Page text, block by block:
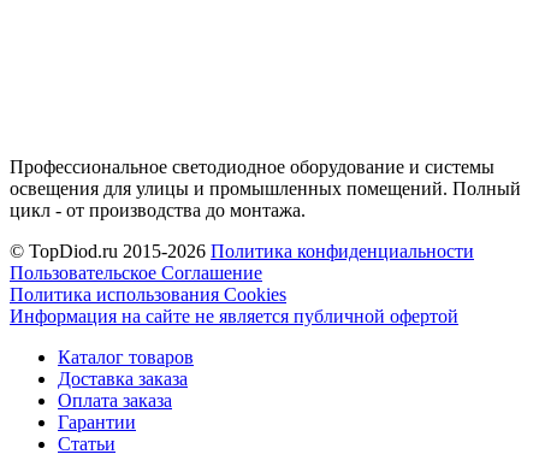
Профессиональное светодиодное оборудование и системы
освещения для улицы и промышленных помещений. Полный
цикл - от производства до монтажа.
© TopDiod.ru 2015-2026 Политика конфиденциальности
Пользовательское Соглашение
Политика использования Cookies
Информация на сайте не является публичной офертой
Каталог товаров
Доставка заказа
Оплата заказа
Гарантии
Статьи